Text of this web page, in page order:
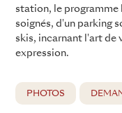
station, le programme
soignés, d'un parking
skis, incarnant l'art de
expression.
PHOTOS